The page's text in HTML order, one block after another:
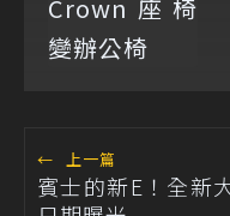
← 上一篇
賓士的新E！全新